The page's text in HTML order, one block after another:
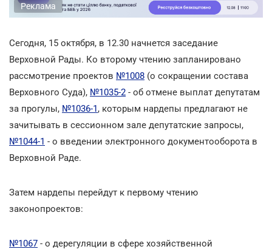
Реклама
Сегодня, 15 октября, в 12.30 начнется заседание
Верховной Рады. Ко второму чтению запланировано
рассмотрение проектов №1008 (о сокращении состава
Верховного Суда), №1035-2 - об отмене выплат депутатам
за прогулы, №1036-1, которым нардепы предлагают не
зачитывать в сессионном зале депутатские запросы,
№1044-1 - о введении электронного документооборота в
Верховной Раде.
Затем нардепы перейдут к первому чтению
законопроектов:
№1067 - о дерегуляции в сфере хозяйственной